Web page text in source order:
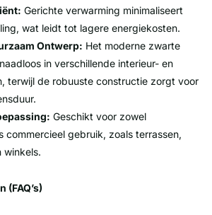
Gerichte verwarming minimaliseert
wat leidt tot lagere energiekosten.
Ontwerp: Het moderne zwarte
in verschillende interieur- en
terwijl de robuuste constructie zorgt voor
Geschikt voor zowel
commercieel gebruik, zoals terrassen,
winkels.
(FAQ’s)